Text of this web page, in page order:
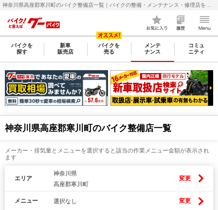
バイクを
探す
新車
販売店
バイクを
売る
メンテ
ナンス
コミュ
ニティ
神奈川県高座郡寒川町のバイク整備店一覧
メーカー・排気量とメニューを選択すると該当の作業メニュー金額が表示され
ます
エリア
神奈川県
高座郡寒川町
変更
メニュー 選択なし 変更